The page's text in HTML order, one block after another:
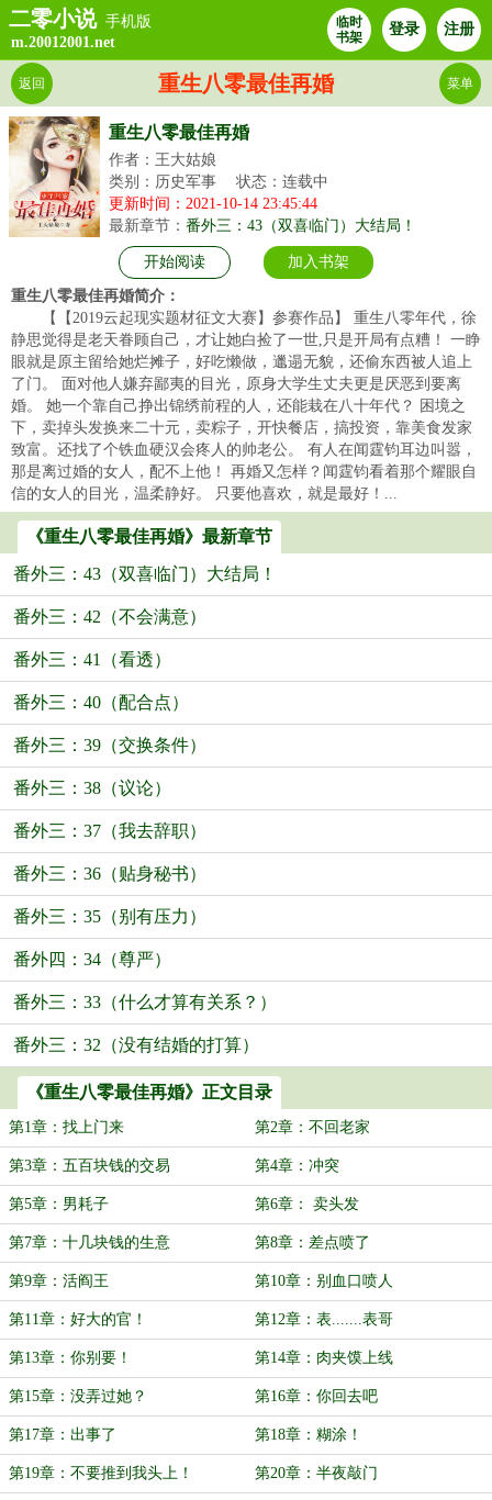
二零小说 手机版
m.20012001.net
临时
书架
登录 注册
重生八零最佳再婚
返回 菜单
重生八零最佳再婚
作者：王大姑娘
类别：历史军事
状态：连载中
更新时间：2021-10-14 23:45:44
最新章节： 番外三：43（双喜临门）大结局！
开始阅读 加入书架
重生八零最佳再婚简介：
【【2019云起现实题材征文大赛】参赛作品】 重生八零年代，徐
静思觉得是老天眷顾自己，才让她白捡了一世,只是开局有点糟！ 一睁
眼就是原主留给她烂摊子，好吃懒做，邋遢无貌，还偷东西被人追上
了门。 面对他人嫌弃鄙夷的目光，原身大学生丈夫更是厌恶到要离
婚。 她一个靠自己挣出锦绣前程的人，还能栽在八十年代？ 困境之
下，卖掉头发换来二十元，卖粽子，开快餐店，搞投资，靠美食发家
致富。还找了个铁血硬汉会疼人的帅老公。 有人在闻霆钧耳边叫嚣，
那是离过婚的女人，配不上他！ 再婚又怎样？闻霆钧看着那个耀眼自
信的女人的目光，温柔静好。 只要他喜欢，就是最好！...
《重生八零最佳再婚》最新章节
番外三：43（双喜临门）大结局！
番外三：42（不会满意）
番外三：41（看透）
番外三：40（配合点）
番外三：39（交换条件）
番外三：38（议论）
番外三：37（我去辞职）
番外三：36（贴身秘书）
番外三：35（别有压力）
番外四：34（尊严）
番外三：33（什么才算有关系？）
番外三：32（没有结婚的打算）
《重生八零最佳再婚》正文目录
第1章：找上门来 第2章：不回老家
第3章：五百块钱的交易 第4章：冲突
第5章：男耗子 第6章： 卖头发
第7章：十几块钱的生意 第8章：差点喷了
第9章：活阎王 第10章：别血口喷人
第11章：好大的官！ 第12章：表.......表哥
第13章：你别要！ 第14章：肉夹馍上线
第15章：没弄过她？ 第16章：你回去吧
第17章：出事了 第18章：糊涂！
第19章：不要推到我头上！ 第20章：半夜敲门